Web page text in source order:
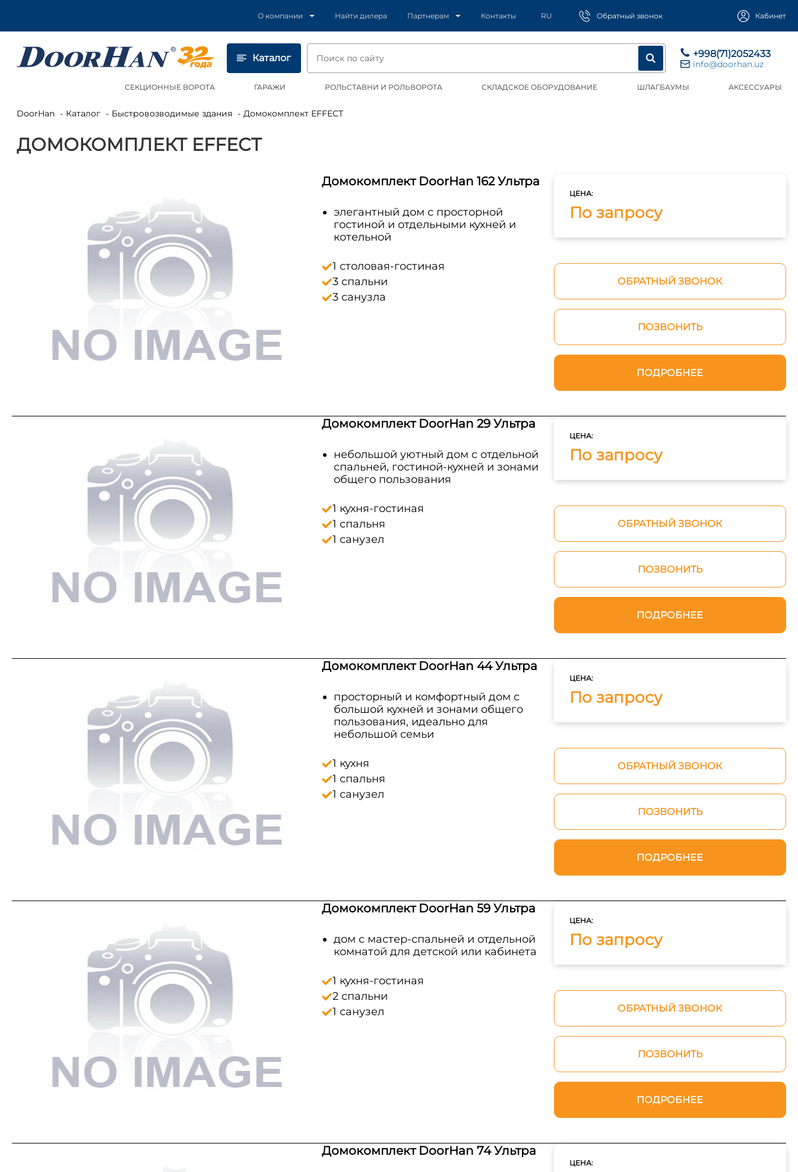
О компании Найти дилера Партнерам Контакты RU Обратный звонок Кабинет
Каталог +998(71)2052433
info@doorhan.uz
СЕКЦИОННЫЕ ВОРОТА ГАРАЖИ РОЛЬСТАВНИ И РОЛЬВОРОТА СКЛАДСКОЕ ОБОРУДОВАНИЕ ШЛАГБАУМЫ АКСЕССУАРЫ
DoorHan Каталог Быстровозводимые здания Домокомплект EFFECT
ДОМОКОМПЛЕКТ EFFECT
Домокомплект DoorHan 162 Ультра
элегантный дом с просторной
гостиной и отдельными кухней и
котельной
1 столовая-гостиная
3 спальни
3 санузла
ЦЕНА:
По запросу
ОБРАТНЫЙ ЗВОНОК
ПОЗВОНИТЬ
ПОДРОБНЕЕ
Домокомплект DoorHan 29 Ультра
небольшой уютный дом с отдельной
спальней, гостиной‑кухней и зонами
общего пользования
1 кухня-гостиная
1 спальня
1 санузел
ЦЕНА:
По запросу
ОБРАТНЫЙ ЗВОНОК
ПОЗВОНИТЬ
ПОДРОБНЕЕ
Домокомплект DoorHan 44 Ультра
просторный и комфортный дом с
большой кухней и зонами общего
пользования, идеально для
небольшой семьи
1 кухня
1 спальня
1 санузел
ЦЕНА:
По запросу
ОБРАТНЫЙ ЗВОНОК
ПОЗВОНИТЬ
ПОДРОБНЕЕ
Домокомплект DoorHan 59 Ультра
дом с мастер-спальней и отдельной
комнатой для детской или кабинета
1 кухня-гостиная
2 спальни
1 санузел
ЦЕНА:
По запросу
ОБРАТНЫЙ ЗВОНОК
ПОЗВОНИТЬ
ПОДРОБНЕЕ
Домокомплект DoorHan 74 Ультра
ЦЕНА: